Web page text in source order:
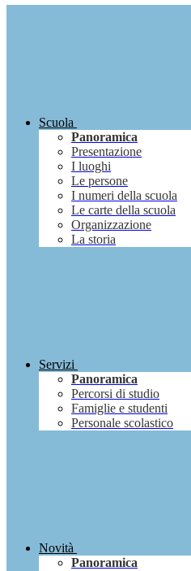
Scuola
Panoramica
Presentazione
I luoghi
Le persone
I numeri della scuola
Le carte della scuola
Organizzazione
La storia
Servizi
Panoramica
Percorsi di studio
Famiglie e studenti
Personale scolastico
Novità
Panoramica